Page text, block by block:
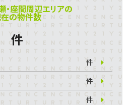
・座間周辺エリアの
の物件数
件
件
件
件